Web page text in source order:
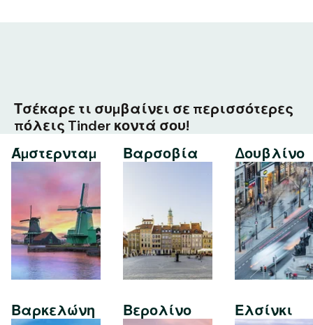
Τσέκαρε τι συμβαίνει σε περισσότερες
πόλεις Tinder κοντά σου!
Άμστερνταμ
Βαρκελώνη
Βαρσοβία
Βερολίνο
Δουβλίνο
Ελσίνκι